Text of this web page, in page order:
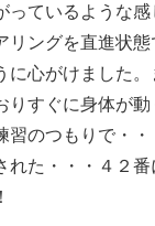
っているような
リングを直進状
に心がけました
りすぐに身体が
習のつもりで・
れた・・・４２